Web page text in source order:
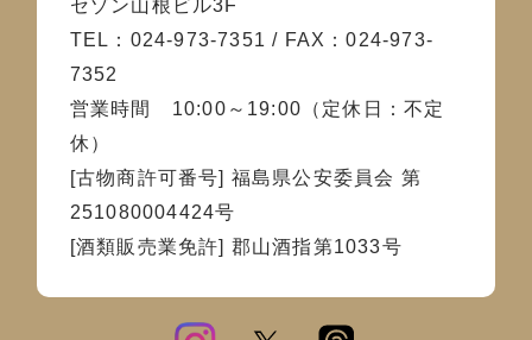
セゾン山根ビル3F
TEL：024-973-7351 / FAX：024-973-
7352
営業時間 10:00～19:00（定休日：不定
休）
[古物商許可番号] 福島県公安委員会 第
251080004424号
[酒類販売業免許] 郡山酒指第1033号